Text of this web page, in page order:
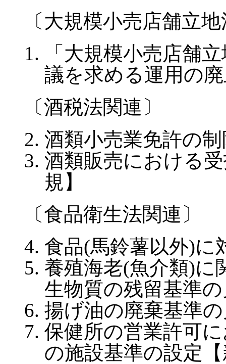
〔大規模小売店舗立
「大規模小売店舗
議を求める運用の
〔酒税法関連〕
酒類小売業免許の
酒類販売における
規】
〔食品衛生法関連〕
食品(馬鈴薯以外)に
養殖海老(魚介類)に
生物質の残留基準
揚げ油の廃棄基準
保健所の営業許可
の施設基準の設定